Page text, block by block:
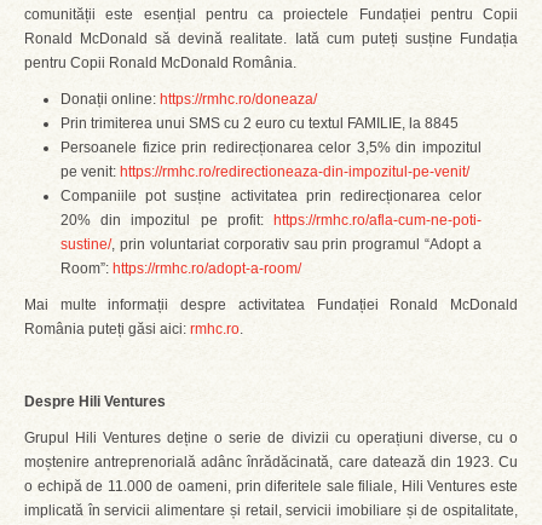
comunității este esențial pentru ca proiectele Fundației pentru Copii
Ronald McDonald să devină realitate. Iată cum puteți susține Fundația
pentru Copii Ronald McDonald România.
Donații online: https://rmhc.ro/doneaza/
Prin trimiterea unui SMS cu 2 euro cu textul FAMILIE, la 8845
Persoanele fizice prin redirecționarea celor 3,5% din impozitul
pe venit: https://rmhc.ro/redirectioneaza-din-impozitul-pe-venit/
Companiile pot susține activitatea prin redirecționarea celor
20% din impozitul pe profit:
https://rmhc.ro/afla-cum-ne-poti-
sustine/, prin voluntariat corporativ sau prin programul “Adopt a
Room”: https://rmhc.ro/adopt-a-room/
Mai multe informații despre activitatea Fundației Ronald McDonald
România puteți găsi aici: rmhc.ro.
Despre Hili Ventures
Grupul Hili Ventures deține o serie de divizii cu operațiuni diverse, cu o
moștenire antreprenorială adânc înrădăcinată, care datează din 1923. Cu
o echipă de 11.000 de oameni, prin diferitele sale filiale, Hili Ventures este
implicată în servicii alimentare și retail, servicii imobiliare și de ospitalitate,